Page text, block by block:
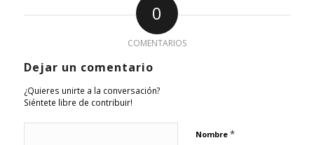
0
COMENTARIOS
Dejar un comentario
¿Quieres unirte a la conversación?
Siéntete libre de contribuir!
Nombre *